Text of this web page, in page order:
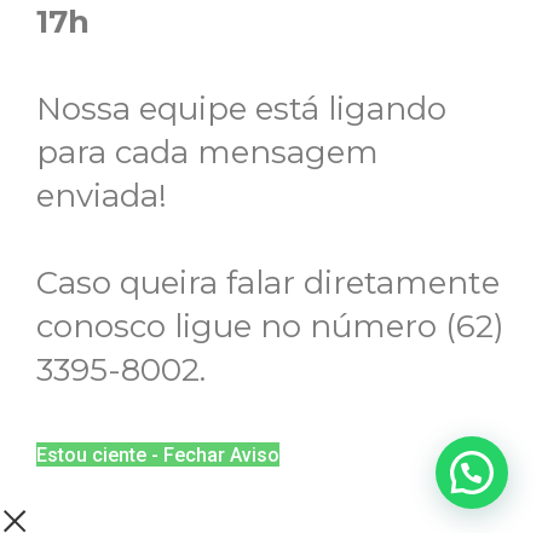
17h
Nossa equipe está ligando
para cada mensagem
enviada!
Caso queira falar diretamente
conosco ligue no número (62)
3395-8002.
Estou ciente - Fechar Aviso